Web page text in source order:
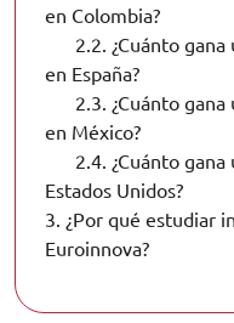
en Colombia?
2.2. ¿Cuánto
en España?
2.3. ¿Cuánto
en México?
2.4. ¿Cuánto
Estados Unidos?
3. ¿Por qué estudiar
Euroinnova?